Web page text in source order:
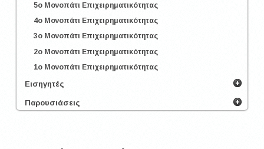
5o Μονοπάτι Επιχειρηματικότητας
4o Μονοπάτι Επιχειρηματικότητας
3o Μονοπάτι Επιχειρηματικότητας
2o Μονοπάτι Επιχειρηματικότητας
1o Μονοπάτι Επιχειρηματικότητας
Εισηγητές
Παρουσιάσεις